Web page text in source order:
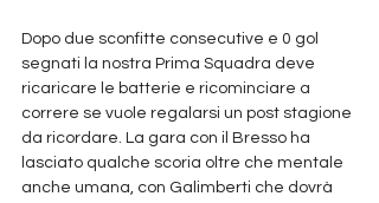
Dopo due sconfitte consecutive e 0 gol
segnati la nostra Prima Squadra deve
ricaricare le batterie e ricominciare a
correre se vuole regalarsi un post stagione
da ricordare. La gara con il Bresso ha
lasciato qualche scoria oltre che mentale
anche umana, con Galimberti che dovrà